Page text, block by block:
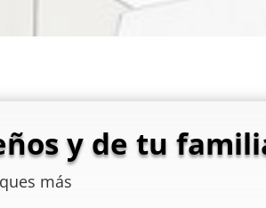
y de tu
más